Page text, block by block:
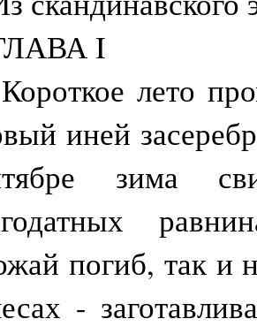
I
лето
иней
зима
погиб, так и
-